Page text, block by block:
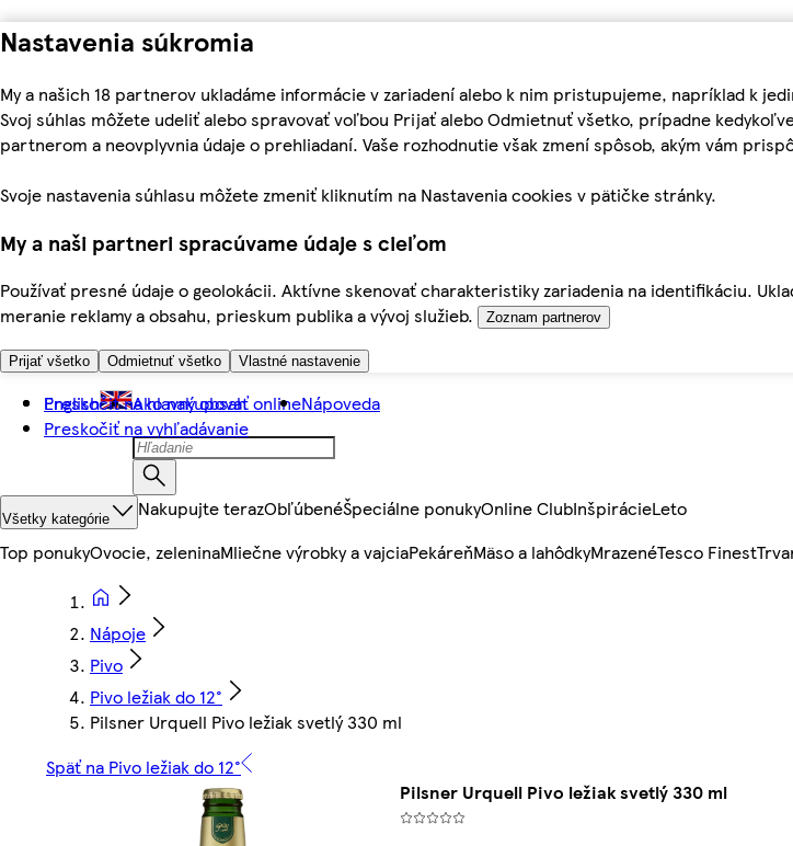
Nastavenia súkromia
My a našich 18 partnerov ukladáme informácie v zariadení alebo k nim pristupujeme, napríklad k
Svoj súhlas môžete udeliť alebo spravovať voľbou Prijať alebo Odmietnuť všetko, prípadne
partnerom a neovplyvnia údaje o prehliadaní. Vaše rozhodnutie však zmení spôsob, akým vám
Svoje nastavenia súhlasu môžete zmeniť kliknutím na Nastavenia cookies v pätičke stránky.
My a naši partneri spracúvame údaje s cieľom
Používať presné údaje o geolokácii. Aktívne skenovať charakteristiky zariadenia na identifikáciu.
meranie reklamy a obsahu, prieskum publika a vývoj služieb.
Zoznam partnerov
Prijať všetko Odmietnuť všetko Vlastné nastavenie
Preskočiť na hlavný obsah
Preskočiť na vyhľadávanie
English Ako nakupovať onlineNápoveda
Všetky kategórie Nakupujte terazObľúbenéŠpeciálne ponukyOnline ClubInšpirácieLeto
Top ponukyOvocie, zeleninaMliečne výrobky a vajciaPekáreňMäso a lahôdkyMrazenéTesco Finest
Nápoje
Pivo
Pivo ležiak do 12°
Pilsner Urquell Pivo ležiak svetlý 330 ml
Späť na Pivo ležiak do 12°
Pilsner Urquell Pivo ležiak svetlý 330 ml